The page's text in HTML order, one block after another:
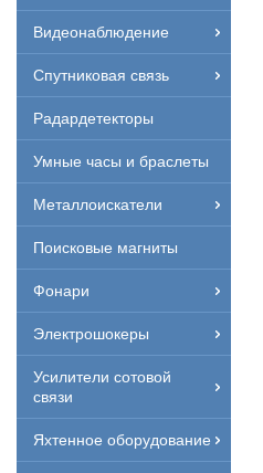
Видеонаблюдение
Спутниковая связь
Радардетекторы
Умные часы и браслеты
Металлоискатели
Поисковые магниты
Фонари
Электрошокеры
Усилители сотовой
связи
Яхтенное оборудование